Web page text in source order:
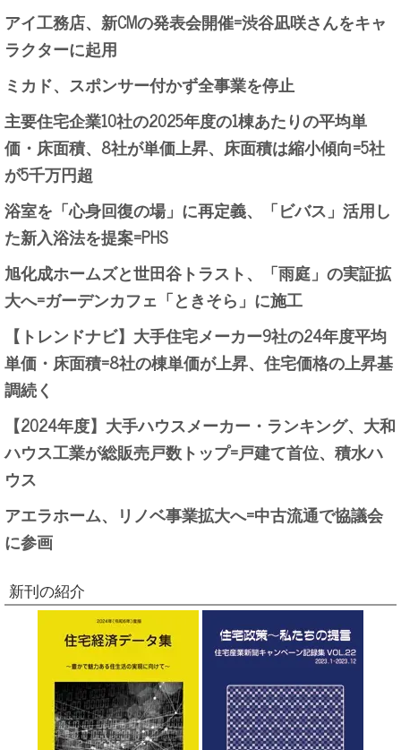
アイ工務店、新CMの発表会開催=渋谷凪咲さんをキャ
ラクターに起用
ミカド、スポンサー付かず全事業を停止
主要住宅企業10社の2025年度の1棟あたりの平均単
価・床面積、8社が単価上昇、床面積は縮小傾向=5社
が5千万円超
浴室を「心身回復の場」に再定義、「ビバス」活用し
た新入浴法を提案=PHS
旭化成ホームズと世田谷トラスト、「雨庭」の実証拡
大へ=ガーデンカフェ「ときそら」に施工
【トレンドナビ】大手住宅メーカー9社の24年度平均
単価・床面積=8社の棟単価が上昇、住宅価格の上昇基
調続く
【2024年度】大手ハウスメーカー・ランキング、大和
ハウス工業が総販売戸数トップ=戸建て首位、積水ハ
ウス
アエラホーム、リノベ事業拡大へ=中古流通で協議会
に参画
新刊の紹介